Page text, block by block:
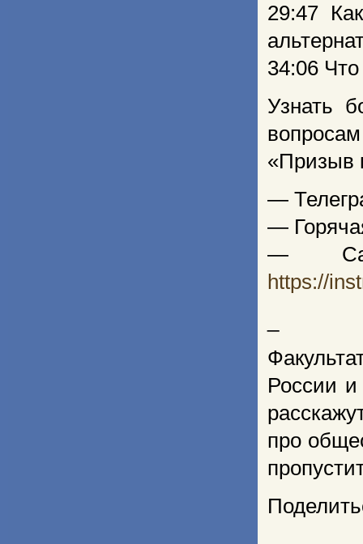
29:47
34:06
Узнать
«Призыв
—
—
—
https://
России
про